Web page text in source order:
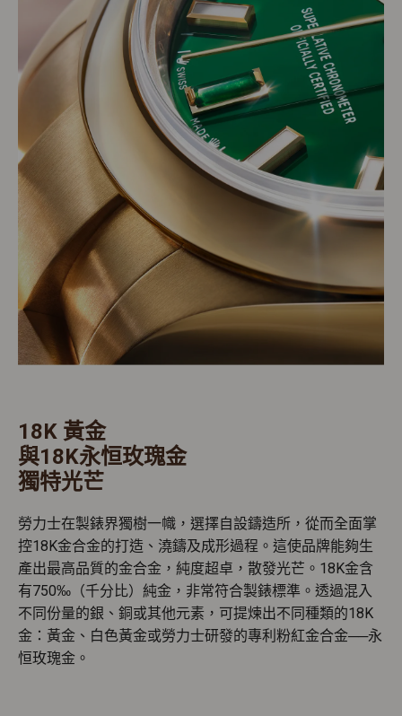
18K 黃金
與18K永恒玫瑰金
獨特光芒
勞力士在製錶界獨樹一幟，選擇自設鑄造所，從而全面掌
控18K金合金的打造、澆鑄及成形過程。這使品牌能夠生
產出最高品質的金合金，純度超卓，散發光芒。18K金含
有750‰（千分比）純金，非常符合製錶標準。透過混入
不同份量的銀、銅或其他元素，可提煉出不同種類的18K
金：黃金、白色黃金或勞力士研發的專利粉紅金合金──永
恒玫瑰金。